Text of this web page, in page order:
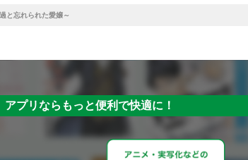
と忘れられた愛嬢～
アプリならもっと便利で快適に！